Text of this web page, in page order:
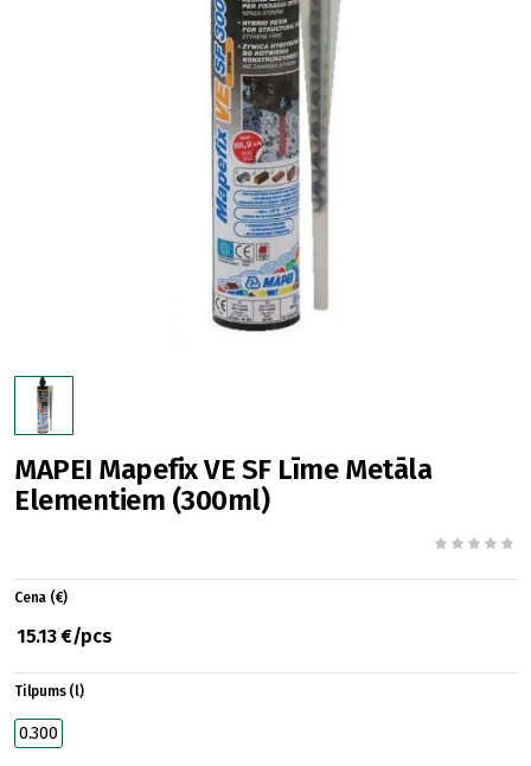
MAPEI Mapefix VE SF Līme Metāla
Elementiem (300ml)
Cena (€)
15.13 €/pcs
Tilpums (l)
0.300